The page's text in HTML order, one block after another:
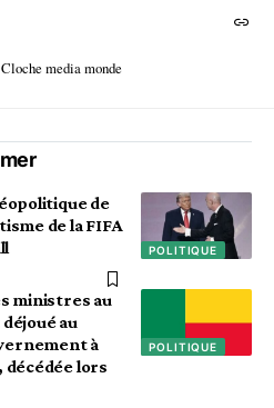
media monde
POLITIQUE
de
de la FIFA
POLITIQUE
ministres au
au
à
décédée lors